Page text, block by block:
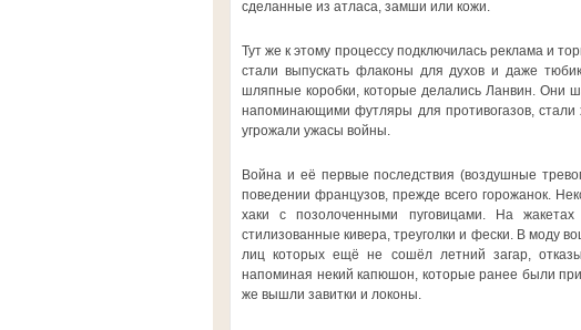
сделанные из атласа, замши или кожи.
Тут же к этому процессу подключилась реклама и
стали выпускать флаконы для духов и даже
шляпные коробки, которые делались Ланвин. Они
напоминающими футляры для противогазов, стали
угрожали ужасы войны.
Война и её первые последствия (воздушные
поведении французов, прежде всего горожанок.
хаки с позолоченными пуговицами. На
стилизованные кивера, треуголки и фески. В моду
лиц которых ещё не сошёл летний загар,
напоминая некий капюшон, которые ранее были
же вышли завитки и локоны.